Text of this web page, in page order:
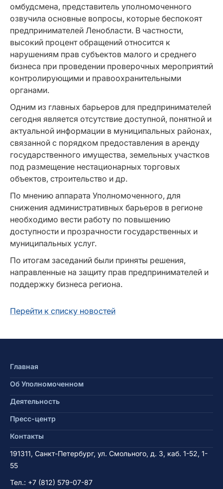
омбудсмена, представитель уполномоченного
озвучила основные вопросы, которые беспокоят
предпринимателей Ленобласти. В частности,
высокий процент обращений относится к
нарушениям прав субъектов малого и среднего
бизнеса при проведении проверочных мероприятий
контролирующими и правоохранительными
органами.
Одним из главных барьеров для предпринимателей
сегодня является отсутствие доступной, понятной и
актуальной информации в муниципальных районах,
связанной с порядком предоставления в аренду
государственного имущества, земельных участков
под размещение нестационарных торговых
объектов, строительство и др.
По мнению аппарата Уполномоченного, для
снижения административных барьеров в регионе
необходимо вести работу по повышению
доступности и прозрачности государственных и
муниципальных услуг.
По итогам заседаний были приняты решения,
направленные на защиту прав предпринимателей и
поддержку бизнеса региона.
Перейти к списку новостей
Главная
Об Уполномоченном
Деятельность
Пресс-центр
Контакты
191311, Санкт-Петербург, ул. Смольного, д. 3, каб. 1-52, 1-
55
Тел.: +7 (812) 579-07-87